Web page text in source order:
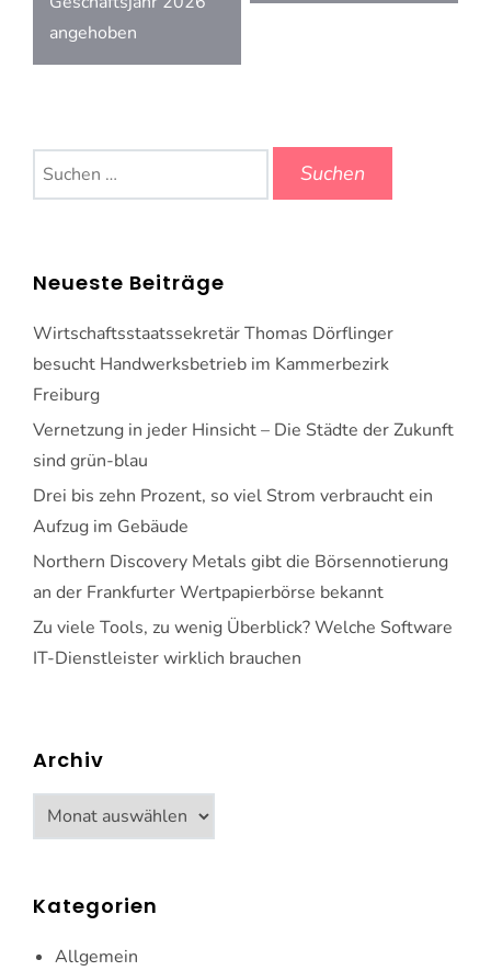
angehoben
Suchen
nach:
Neueste Beiträge
Wirtschaftsstaatssekretär Thomas Dörflinger
besucht Handwerksbetrieb im Kammerbezirk
Freiburg
Vernetzung in jeder Hinsicht – Die Städte der Zukunft
sind grün-blau
Drei bis zehn Prozent, so viel Strom verbraucht ein
Aufzug im Gebäude
Northern Discovery Metals gibt die Börsennotierung
an der Frankfurter Wertpapierbörse bekannt
Zu viele Tools, zu wenig Überblick? Welche Software
IT-Dienstleister wirklich brauchen
Archiv
Archiv
Kategorien
Allgemein